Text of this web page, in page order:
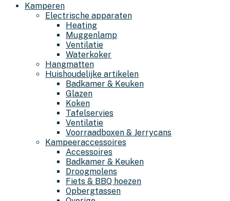
Kamperen
Electrische apparaten
Heating
Muggenlamp
Ventilatie
Waterkoker
Hangmatten
Huishoudelijke artikelen
Badkamer & Keuken
Glazen
Koken
Tafelservies
Ventilatie
Voorraadboxen & Jerrycans
Kampeeraccessoires
Accessoires
Badkamer & Keuken
Droogmolens
Fiets & BBQ hoezen
Opbergtassen